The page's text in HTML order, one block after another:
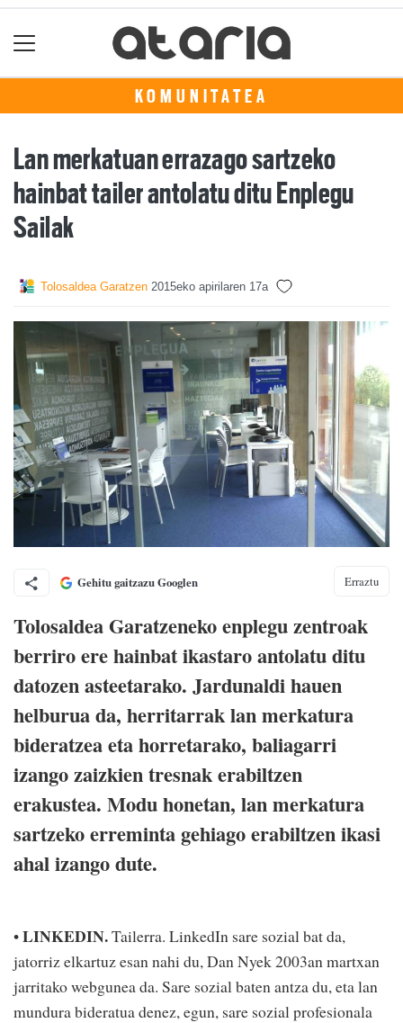
KOMUNITATEA
Lan merkatuan errazago sartzeko
hainbat tailer antolatu ditu Enplegu
Sailak
Tolosaldea Garatzen 2015eko apirilaren 17a
Gehitu gaitzazu Googlen Erraztu
Tolosaldea Garatzeneko enplegu zentroak
berriro ere hainbat ikastaro antolatu ditu
datozen asteetarako. Jardunaldi hauen
helburua da, herritarrak lan merkatura
bideratzea eta horretarako, baliagarri
izango zaizkien tresnak erabiltzen
erakustea. Modu honetan, lan merkatura
sartzeko erreminta gehiago erabiltzen ikasi
ahal izango dute.
•LINKEDIN.Tailerra. LinkedIn sare sozial bat da,
jatorriz elkartuz esan nahi du, Dan Nyek 2003an martxan
jarritako webgunea da. Sare sozial baten antza du, eta lan
mundura bideratua denez, egun, sare sozial profesionala